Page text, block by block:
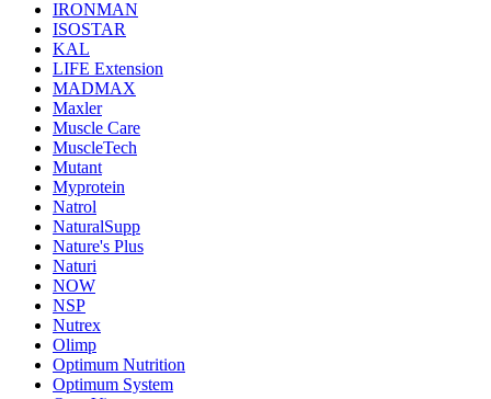
IRONMAN
ISOSTAR
KAL
LIFE Extension
MADMAX
Maxler
Muscle Care
MuscleTech
Mutant
Myprotein
Natrol
NaturalSupp
Nature's Plus
Naturi
NOW
NSP
Nutrex
Olimp
Optimum Nutrition
Optimum System